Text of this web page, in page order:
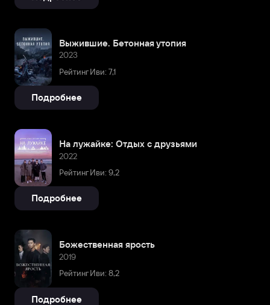
Выжившие. Бетонная утопия
2023
Рейтинг Иви: 7,1
Подробнее
На лужайке: Отдых с друзьями
2022
Рейтинг Иви: 9,2
Подробнее
Божественная ярость
2019
Рейтинг Иви: 8,2
Подробнее